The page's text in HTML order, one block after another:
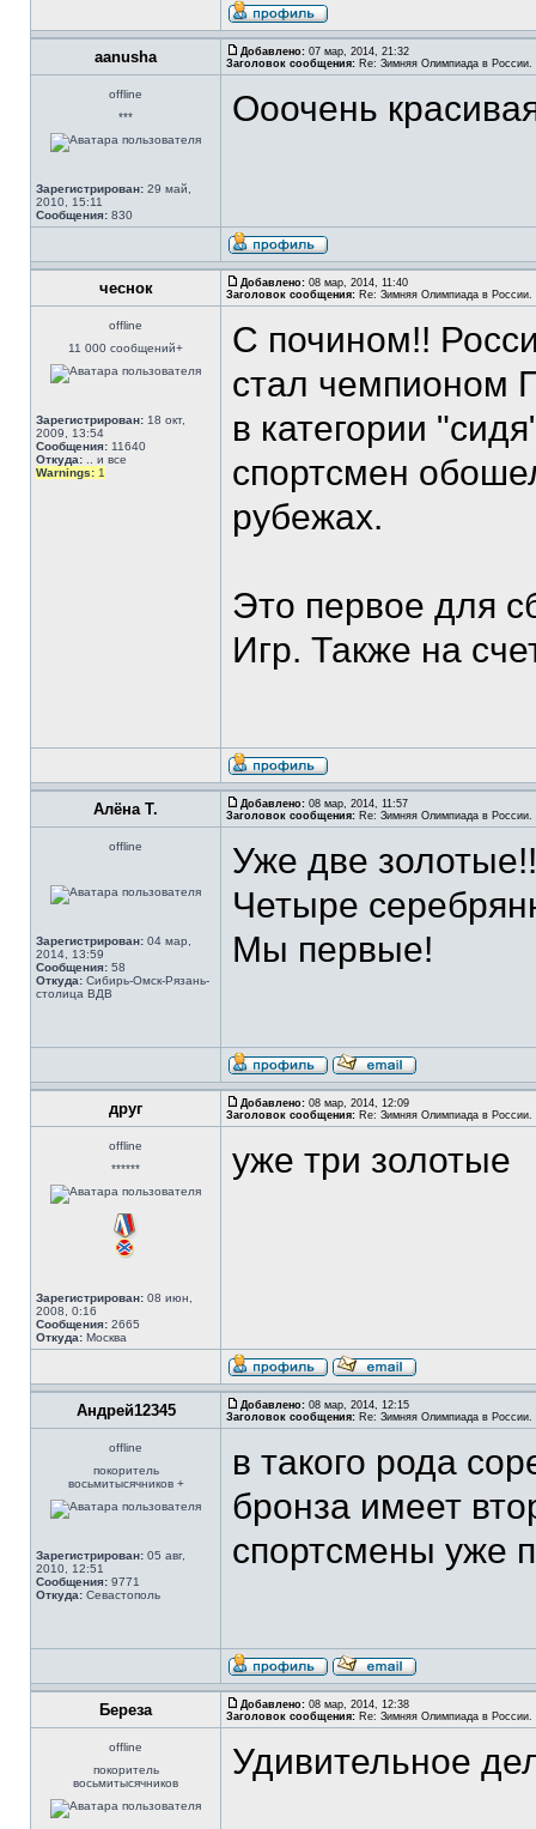
aanusha Добавлено: 07 мар, 2014, 21:32
Заголовок сообщения: Re: Зимняя Олимпиада в России.
offline
***
Зарегистрирован: 29 май,
2010, 15:11
Сообщения: 830
Ооочень
чеснок Добавлено: 08 мар, 2014, 11:40
Заголовок сообщения: Re: Зимняя Олимпиада в России.
offline
11 000 сообщений+
Зарегистрирован: 18 окт,
2009, 13:54
Сообщения: 11640
Откуда: .. и все
Warnings: 1
С почином!!
стал чемпионом
в категории
спортсмен
рубежах.
Это первое для
Игр. Также на
Алёна Т. Добавлено: 08 мар, 2014, 11:57
Заголовок сообщения: Re: Зимняя Олимпиада в России.
offline
Зарегистрирован: 04 мар,
2014, 13:59
Сообщения: 58
Откуда: Сибирь-Омск-Рязань-
столица ВДВ
Уже две
Четыре
Мы первые!
друг Добавлено: 08 мар, 2014, 12:09
Заголовок сообщения: Re: Зимняя Олимпиада в России.
offline
******
Зарегистрирован: 08 июн,
2008, 0:16
Сообщения: 2665
Откуда: Москва
уже три золотые
Андрей12345 Добавлено: 08 мар, 2014, 12:15
Заголовок сообщения: Re: Зимняя Олимпиада в России.
offline
покоритель
восьмитысячников +
Зарегистрирован: 05 авг,
2010, 12:51
Сообщения: 9771
Откуда: Севастополь
в такого рода
бронза имеет
спортсмены уже
Береза Добавлено: 08 мар, 2014, 12:38
Заголовок сообщения: Re: Зимняя Олимпиада в России.
offline
покоритель
восьмитысячников
Удивительное